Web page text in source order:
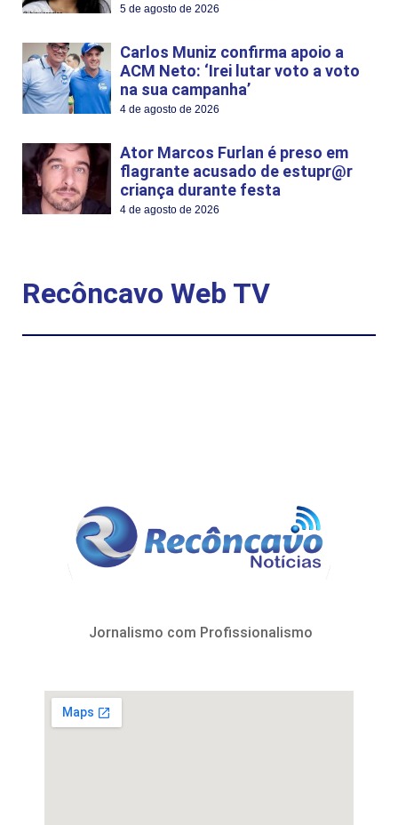
5 de agosto de 2026
Carlos Muniz confirma apoio a
ACM Neto: ‘Irei lutar voto a voto
na sua campanha’
4 de agosto de 2026
Ator Marcos Furlan é preso em
flagrante acusado de estupr@r
criança durante festa
4 de agosto de 2026
Recôncavo Web TV
Jornalismo com Profissionalismo